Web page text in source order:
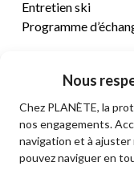
Nous
Chez PLANÈTE, la
nos engagements.
navigation et à
pouvez naviguer en
Entretien ski
Programme
CENTRE D’AIDE
Termes et
Retours et
Politique de
Contact